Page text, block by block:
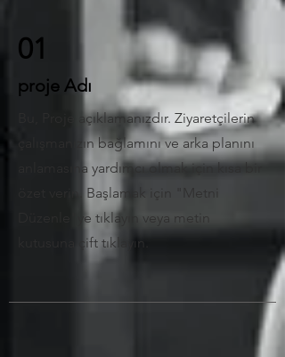
01
proje Adı
Bu, Proje açıklamanızdır. Ziyaretçilerin
çalışmanızın bağlamını ve arka planını
anlamasına yardımcı olmak için kısa bir
özet verin. Başlamak için "Metni
Düzenle"ye tıklayın veya metin
kutusuna çift tıklayın.